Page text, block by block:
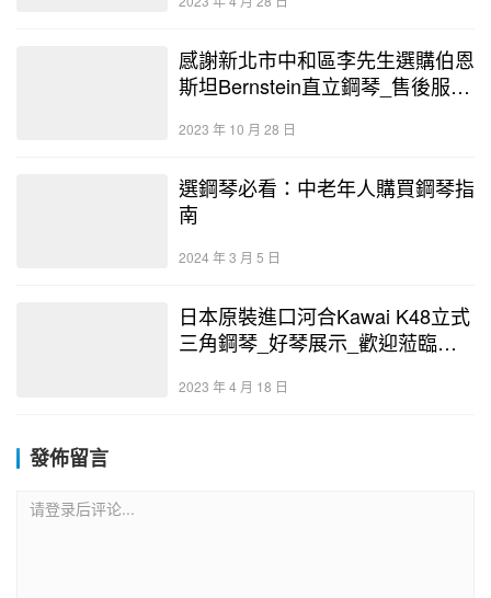
感謝新北市中和區李先生選購伯恩
斯坦Bernstein直立鋼琴_售後服務
2023 年 10 月 28 日
選鋼琴必看：中老年人購買鋼琴指
南
2024 年 3 月 5 日
日本原裝進口河合Kawai K48立式
三角鋼琴_好琴展示_歡迎蒞臨選
2023 年 4 月 18 日
發佈留言
请登录后评论...